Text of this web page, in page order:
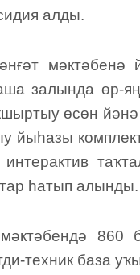
алды.
мәктәбенә
залында өр-
өсөн
йыһазы
һатып алынды.
техник база